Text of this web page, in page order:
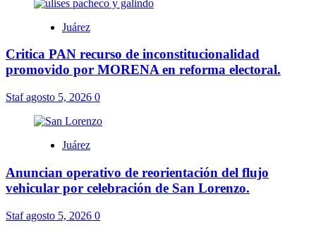
Juárez
Critica PAN recurso de inconstitucionalidad
promovido por MORENA en reforma electoral.
Stafagosto 5, 2026 0
Juárez
Anuncian operativo de reorientación del flujo
vehicular por celebración de San Lorenzo.
Stafagosto 5, 2026 0